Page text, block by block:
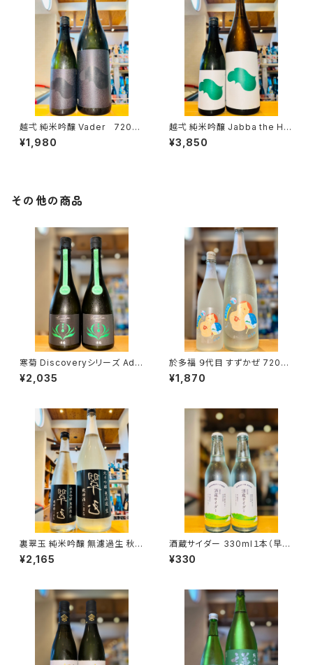
越弌 純米吟醸 Vader 720ml
１本（株式会社越後鶴亀・新潟県
新潟市西蒲区竹野町）
¥1,980
越弌 純米吟醸 Jabba the H
1800ml１本（株式会社越後鶴
亀・新潟県新潟市西蒲区竹野
¥3,850
その他の商品
寒菊 Discoveryシリーズ Ada
pt -ふさこがね50 うすにごり無
濾過生原酒-2026 720ml１本
¥2,035
於多福 ９代目 すずかぜ 720ml
１本（柄酒造・広島県東広島市安
芸津町）
¥1,870
裏翠玉 純米吟醸 無濾過生 秋田
酒こまち 720ml１本（両関酒
造・秋田県湯沢市前森）
¥2,165
酒蔵サイダー 330ml１本（早川
酒造・三重県三重郡菰野町）
¥330